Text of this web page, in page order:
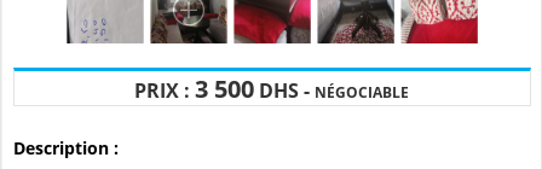
PRIX :3 500 DHS - NÉGOCIABLE
Description :